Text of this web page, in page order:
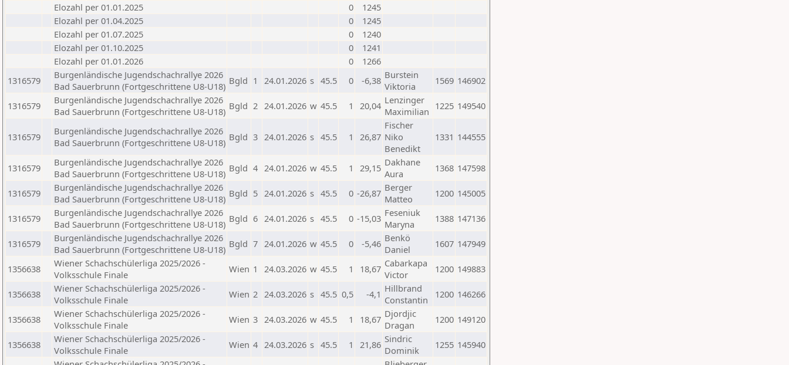
Elozahl per 01.01.2025
0
1245
Elozahl per 01.04.2025
0
1245
Elozahl per 01.07.2025
0
1240
Elozahl per 01.10.2025
0
1241
Elozahl per 01.01.2026
0
1266
1316579
Burgenländische Jugendschachrallye 2026
Bad Sauerbrunn (Fortgeschrittene U8-U18) Bgld 1 24.01.2026 s 45.5 0 -6,38 Burstein
Viktoria
1569 146902
1316579
Burgenländische Jugendschachrallye 2026
Bad Sauerbrunn (Fortgeschrittene U8-U18) Bgld 2 24.01.2026 w 45.5 1 20,04 Lenzinger
Maximilian 1225 149540
1316579
Burgenländische Jugendschachrallye 2026
Bad Sauerbrunn (Fortgeschrittene U8-U18) Bgld 3 24.01.2026 s 45.5 1 26,87
Fischer
Niko
Benedikt
1331 144555
1316579
Burgenländische Jugendschachrallye 2026
Bad Sauerbrunn (Fortgeschrittene U8-U18) Bgld 4 24.01.2026 w 45.5 1 29,15 Dakhane
Aura
1368 147598
1316579
Burgenländische Jugendschachrallye 2026
Bad Sauerbrunn (Fortgeschrittene U8-U18) Bgld 5 24.01.2026 s 45.5 0 -26,87 Berger
Matteo
1200 145005
1316579
Burgenländische Jugendschachrallye 2026
Bad Sauerbrunn (Fortgeschrittene U8-U18) Bgld 6 24.01.2026 s 45.5 0 -15,03 Feseniuk
Maryna
1388 147136
1316579
Burgenländische Jugendschachrallye 2026
Bad Sauerbrunn (Fortgeschrittene U8-U18) Bgld 7 24.01.2026 w 45.5 0 -5,46 Benkö
Daniel
1607 147949
1356638
Wiener Schachschülerliga 2025/2026 -
Volksschule Finale
Wien 1 24.03.2026 w 45.5 1 18,67 Cabarkapa
Victor
1200 149883
1356638
Wiener Schachschülerliga 2025/2026 -
Volksschule Finale
Wien 2 24.03.2026 s 45.5 0,5 -4,1 Hillbrand
Constantin
1200 146266
1356638
Wiener Schachschülerliga 2025/2026 -
Volksschule Finale
Wien 3 24.03.2026 w 45.5 1 18,67 Djordjic
Dragan
1200 149120
1356638
Wiener Schachschülerliga 2025/2026 -
Volksschule Finale
Wien 4 24.03.2026 s 45.5 1 21,86 Sindric
Dominik
1255 145940